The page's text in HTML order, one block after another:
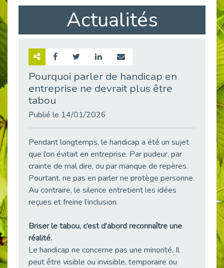
Aborder l'entretien et la situation de handicap en toute confiance
Publié le 09/06/2026
Retour sur l’atelier « Optimiser sa recherche d’emploi »
Emploi & Handicap : Hachette Livre et Cap emploi 92 renforcent leur collaboration
Publié le 02/06/2026
« Confiance en soi et acceptation du handicap » : un levier puissant vers l’emploi
Publié le 22/05/2026
Handicap et emploi : une matinée pour briser les tabous
Publié le 21/05/2026
L’alternance : un levier stratégique pour recruter et inclure durablement
Publié le 18/05/2026
Fibromyalgie : Quand la douleur invisible s’invite au bureau
CAP EMPLOI 92 : L’inclusion portée à son sommet, bien au-delà des quotas
Publié le 12/05/2026
Actualités
Pourquoi parler de handicap en
entreprise ne devrait plus être
tabou
Publié le 14/01/2026
Pendant longtemps, le handicap a été un sujet
que l’on évitait en entreprise. Par pudeur, par
crainte de mal dire, ou par manque de repères.
Pourtant, ne pas en parler ne protège personne.
Au contraire, le silence entretient les idées
reçues et freine l’inclusion.
Briser le tabou, c’est d’abord reconnaître une
réalité.
Le handicap ne concerne pas une minorité. Il
peut être visible ou invisible, temporaire ou